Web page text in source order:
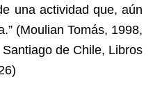
una actividad que, aún
(Moulian Tomás, 1998,
de Chile, Libros